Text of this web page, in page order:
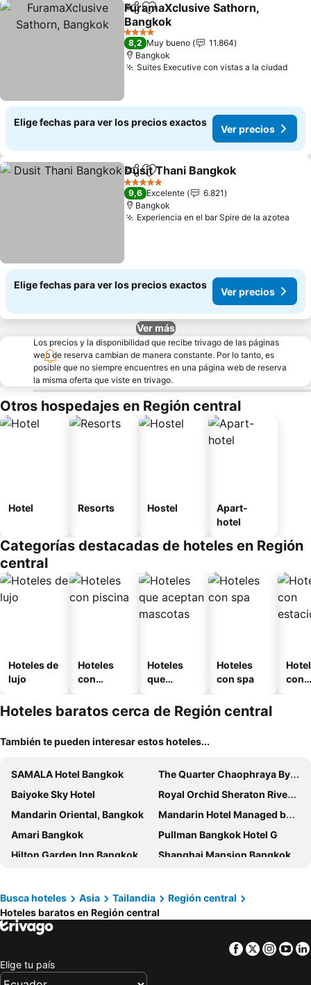
CompartirAgregar a favoritos
FuramaXclusive Sathorn,
Bangkok
4 Estrellas
8,2 Muy bueno
11.864
Bangkok
Suites Executive con vistas a la ciudad
Elige fechas para ver los precios exactos
Ver precios
CompartirAgregar a favoritos
Dusit Thani Bangkok
5 Estrellas
9,6 Excelente
6.821
Bangkok
Experiencia en el bar Spire de la azotea
Elige fechas para ver los precios exactos
Ver precios
Ver más
Los precios y la disponibilidad que recibe trivago de las páginas
web de reserva cambian de manera constante. Por lo tanto, es
posible que no siempre encuentres en una página web de reserva
la misma oferta que viste en trivago.
Otros hospedajes en Región central
Hotel Resorts Hostel
Apart-
hotel
Categorías destacadas de hoteles en Región
central
Hoteles de
lujo
Hoteles
con
Hoteles
que
mascotas
Hoteles
con spa
con
Hoteles baratos cerca de Región central
También te pueden interesar estos hoteles...
SAMALA Hotel Bangkok
The Quarter Chaophraya By Uhg
Baiyoke Sky Hotel
Royal Orchid Sheraton Riverside Hotel Bangkok
Mandarin Oriental, Bangkok
Mandarin Hotel Managed by Centre Point
Amari Bangkok
Pullman Bangkok Hotel G
Hilton Garden Inn Bangkok Silom
Shanghai Mansion Bangkok
Hotel River Side Bangkok
Qilombo Hostel Silom
The Kinn
Prince Palace Hotel Bangkok
Shangri-La Bangkok
Eastin Grand Hotel Sathorn
Grande Centre Point Lumphini Bangkok
Busca hoteles Asia Tailandia
Región central
Hoteles baratos en Región central
Facebook
Twitter
Elige tu país